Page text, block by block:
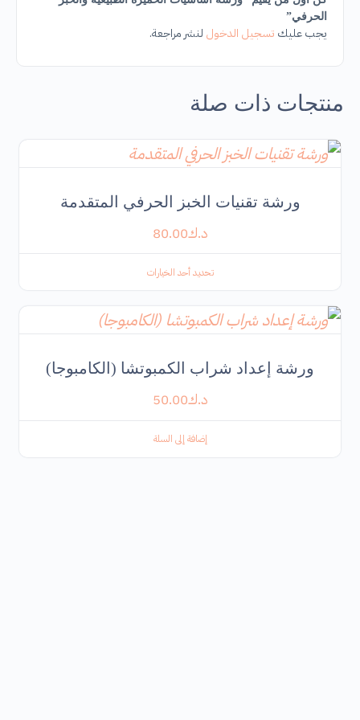
الحرفي”
يجب عليك تسجيل الدخول لنشر مراجعة.
منتجات ذات صلة
ورشة تقنيات الخبز الحرفي المتقدمة
د.ك80.00
تحديد أحد الخيارات
ورشة إعداد شراب الكمبوتشا (الكامبوجا)
د.ك50.00
إضافة إلى السلة